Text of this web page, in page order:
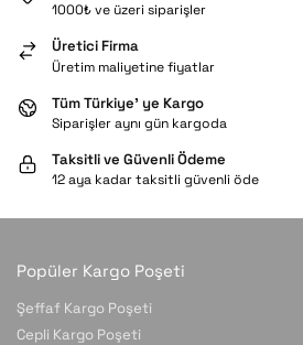
1000₺ ve üzeri siparişler
Üretici Firma
Üretim maliyetine fiyatlar
Tüm Türkiye’ ye Kargo
Siparişler aynı gün kargoda
Taksitli ve Güvenli Ödeme
12 aya kadar taksitli güvenli öde
Popüler Kargo Poşeti
Şeffaf Kargo Poşeti
Cepli Kargo Poşeti